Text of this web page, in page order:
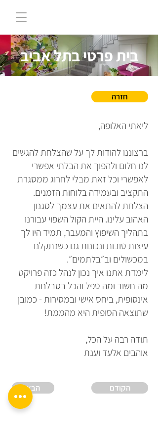
בית פרטי בתל אביב
חזרה
ליאתי האלופה,
ברצוננו להודות לך על שהצלחת להגשים
לנו חלום ולהפוך את הבלתי אפשרי
לאפשרי וכל זאת מבלי לחרוג ממסגרת
התקציב ובעמידה בלוחות הזמנים.
הצלחת להתאים את עצמך לסגנון
האהוב עלינו. היית הקול השפוי עבורנו
בתהליך השיפוץ והמעבר, תמיד היו לך
עיצות טובות ונכונות גם כשנתקלנו
במכשולים וב״בלתמים״.
לימדת אתנו איך נכון לנהל כזה פרויקט
מה חשוב ומה טפל והכל בסבלנות
אינסופית, ביחס אישי ובמסירות - כמובן
שתוצאה הסופית היא מהממת!
תודה רבה על הכל,
אוהבים אלעד וענת
הבא הקודם